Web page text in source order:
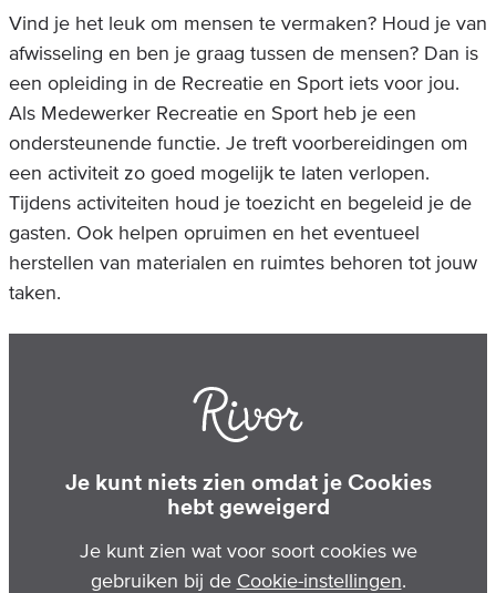
Vind je het leuk om mensen te vermaken? Houd je van
afwisseling en ben je graag tussen de mensen? Dan is
een opleiding in de Recreatie en Sport iets voor jou.
Als Medewerker Recreatie en Sport heb je een
ondersteunende functie. Je treft voorbereidingen om
een activiteit zo goed mogelijk te laten verlopen.
Tijdens activiteiten houd je toezicht en begeleid je de
gasten. Ook helpen opruimen en het eventueel
herstellen van materialen en ruimtes behoren tot jouw
taken.
Je kunt niets zien omdat je Cookies
hebt geweigerd
Je kunt zien wat voor soort cookies we
gebruiken bij de Cookie-instellingen.